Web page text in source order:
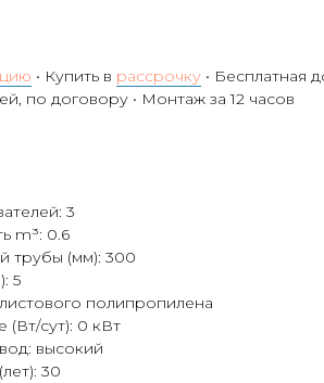
• Купить в рассрочку • Бесплатная
по договору • Монтаж за 12 часов
3
m³: 0.6
трубы (мм): 300
5
полипропилена
(Вт/сут): 0 кВт
высокий
30